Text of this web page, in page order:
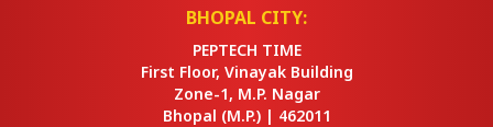
BHOPAL CITY:
PEPTECH TIME
First Floor, Vinayak Building
Zone-1, M.P. Nagar
Bhopal (M.P.) | 462011